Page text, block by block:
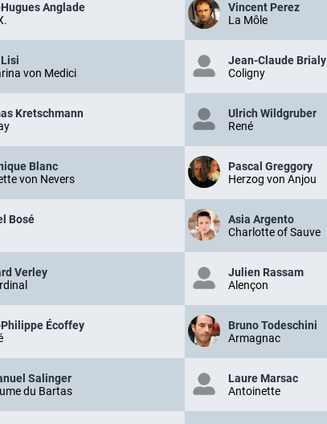
Anglade
Vincent Perez
La Môle
von Medici
Jean-Claude Brialy
Coligny
Kretschmann
Ulrich Wildgruber
René
Blanc
von Nevers
Pascal Greggory
Herzog von Anjou
Bosé
Asia Argento
Charlotte of Sauve
Verley
Julien Rassam
Alençon
Écoffey
Bruno Todeschini
Armagnac
Salinger
du Bartas
Laure Marsac
Antoinette